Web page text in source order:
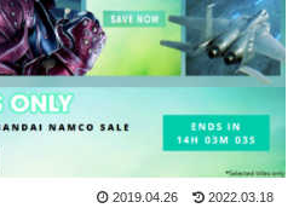
2019.04.26 2022.03.18